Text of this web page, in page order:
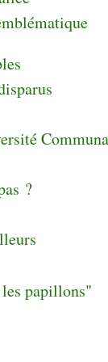
?
papillons"